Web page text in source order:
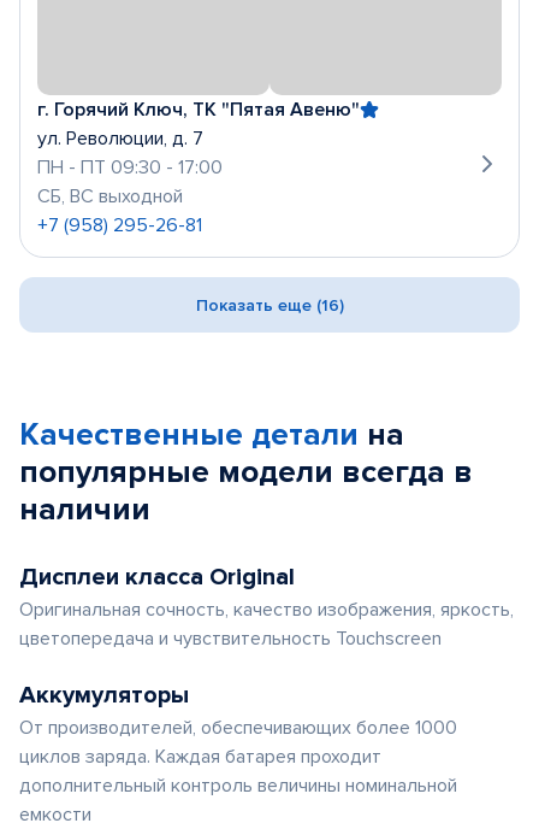
г. Горячий Ключ, ТК "Пятая Авеню"
ул. Революции, д. 7
ПН - ПТ 09:30 - 17:00
СБ, ВС выходной
+7 (958) 295-26-81
Показать еще (16)
Качественные детали на
популярные модели всегда в
наличии
Дисплеи класса Original
Оригинальная сочность, качество изображения, яркость,
цветопередача и чувствительность Touchscreen
Аккумуляторы
От производителей, обеспечивающих более 1000
циклов заряда. Каждая батарея проходит
дополнительный контроль величины номинальной
емкости